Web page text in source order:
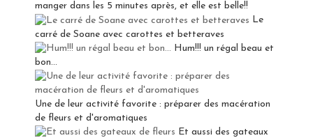
manger dans les 5 minutes après, et elle est belle!!
Le
carré de Soane avec carottes et betteraves
Hum!!! un régal beau et
bon...
Une de leur activité favorite : préparer des macération
de fleurs et d'aromatiques
Et aussi des gateaux